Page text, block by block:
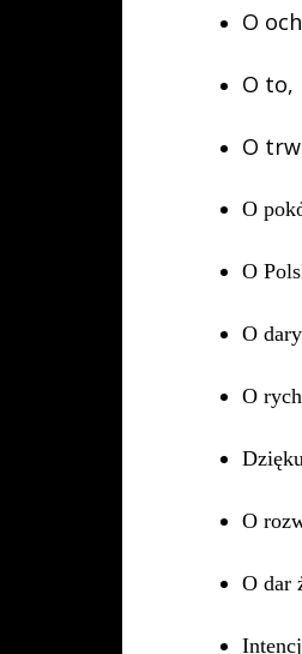
O
O to,
O
O
O
O
O
O
O dar